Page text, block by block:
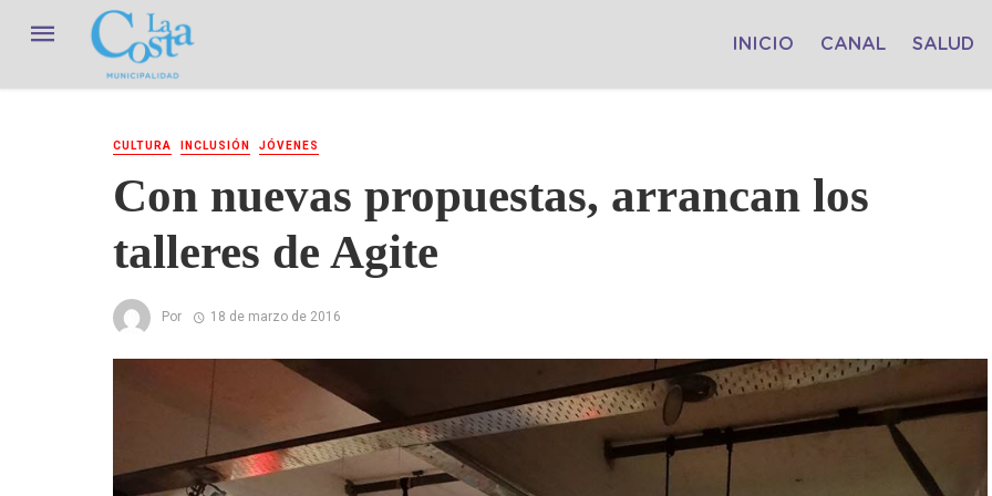
INICIO CANAL SALUD
CULTURA INCLUSIÓN JÓVENES
Con nuevas propuestas, arrancan los
talleres de Agite
Por 18 de marzo de 2016